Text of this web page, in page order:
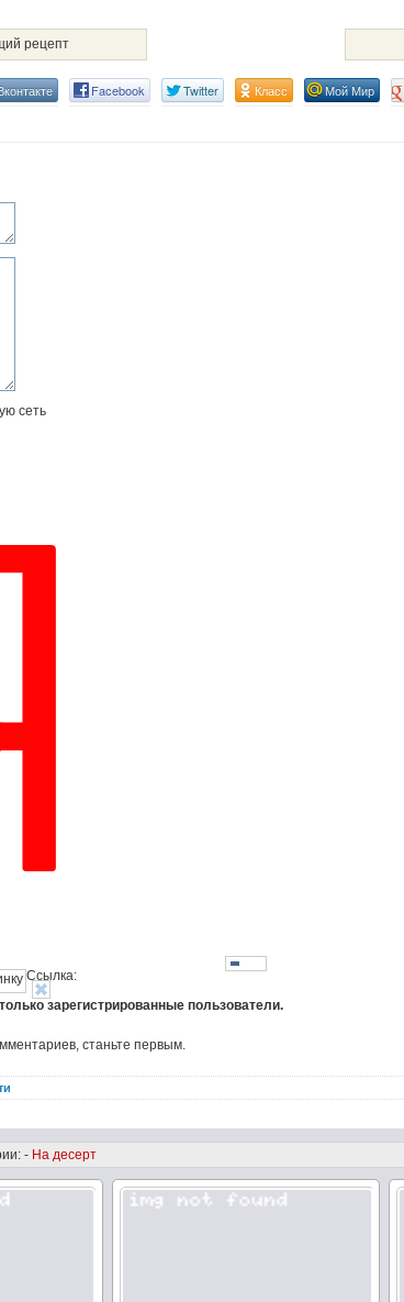
рецепт
Facebook Twitter Класс Мой Мир
сеть
Ссылка:
зарегистрированные пользователи.
станьте первым.
- На десерт